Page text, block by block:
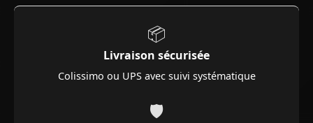
📦
Livraison sécurisée
Colissimo ou UPS avec suivi systématique
🛡️